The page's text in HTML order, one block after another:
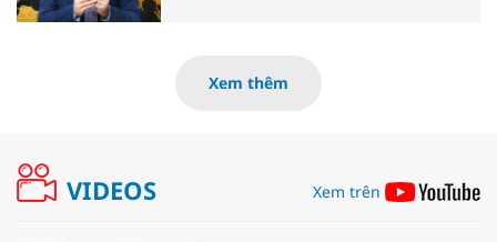
Xem thêm
VIDEOS Xem trên